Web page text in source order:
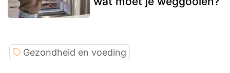
Gezondheid en voeding